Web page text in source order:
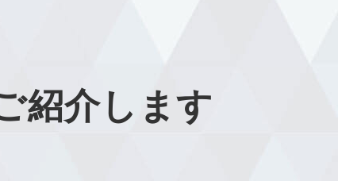
紹介します